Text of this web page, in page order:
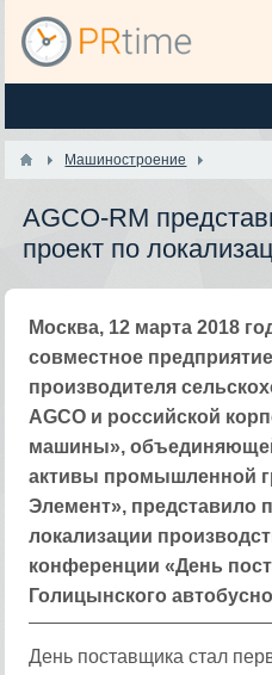
Машиностроение
AGCO-RM
проект по
Москва, 12 марта 2018
совместное
производителя
AGCO и российской
машины»,
активы промышленной
Элемент», представило
локализации
конференции «День
Голицынского
День поставщика стал